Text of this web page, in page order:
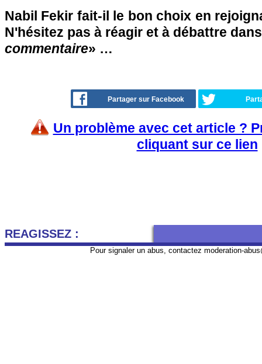
Nabil Fekir fait-il le bon choix en
N'hésitez pas à réagir et à débattre
commentaire» …
Partager sur Facebook
Un problème avec cet article ?
cliquant sur ce lien
REAGISSEZ :
Pour signaler un abus, contactez moderation-